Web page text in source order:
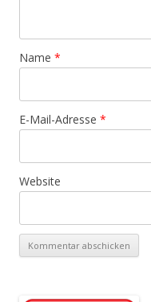
Name *
E-Mail-Adresse *
Website